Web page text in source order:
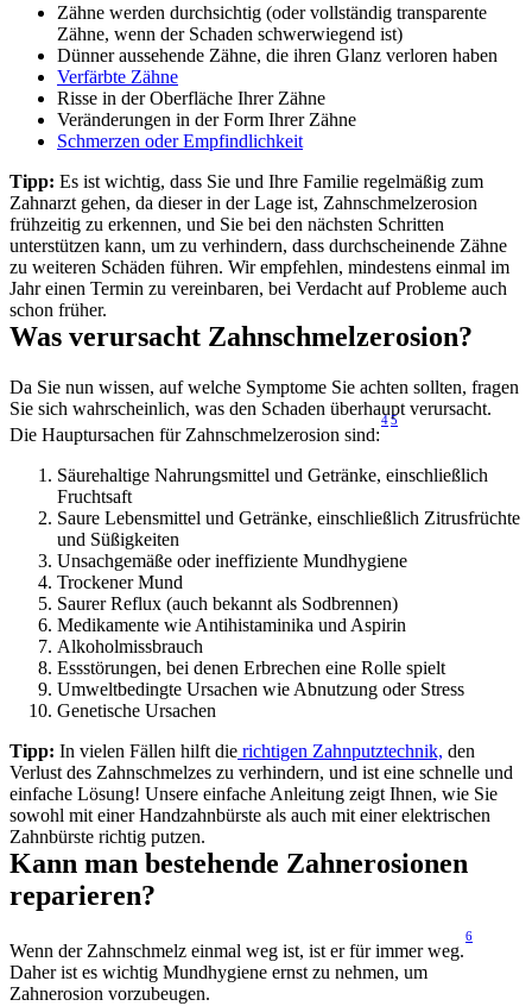
Zähne werden durchsichtig (oder vollständig transparente
Zähne, wenn der Schaden schwerwiegend ist)
Dünner aussehende Zähne, die ihren Glanz verloren haben
Verfärbte Zähne
Risse in der Oberfläche Ihrer Zähne
Veränderungen in der Form Ihrer Zähne
Schmerzen oder Empfindlichkeit
Tipp: Es ist wichtig, dass Sie und Ihre Familie regelmäßig zum
Zahnarzt gehen, da dieser in der Lage ist, Zahnschmelzerosion
frühzeitig zu erkennen, und Sie bei den nächsten Schritten
unterstützen kann, um zu verhindern, dass durchscheinende Zähne
zu weiteren Schäden führen. Wir empfehlen, mindestens einmal im
Jahr einen Termin zu vereinbaren, bei Verdacht auf Probleme auch
schon früher.
Was verursacht Zahnschmelzerosion?
Da Sie nun wissen, auf welche Symptome Sie achten sollten, fragen
Sie sich wahrscheinlich, was den Schaden überhaupt verursacht.
Die Hauptursachen für Zahnschmelzerosion sind:
45
Säurehaltige Nahrungsmittel und Getränke, einschließlich
Fruchtsaft
Saure Lebensmittel und Getränke, einschließlich Zitrusfrüchte
und Süßigkeiten
Unsachgemäße oder ineffiziente Mundhygiene
Trockener Mund
Saurer Reflux (auch bekannt als Sodbrennen)
Medikamente wie Antihistaminika und Aspirin
Alkoholmissbrauch
Essstörungen, bei denen Erbrechen eine Rolle spielt
Umweltbedingte Ursachen wie Abnutzung oder Stress
Genetische Ursachen
Tipp: In vielen Fällen hilft die richtigen Zahnputztechnik, den
Verlust des Zahnschmelzes zu verhindern, und ist eine schnelle und
einfache Lösung! Unsere einfache Anleitung zeigt Ihnen, wie Sie
sowohl mit einer Handzahnbürste als auch mit einer elektrischen
Zahnbürste richtig putzen.
Kann man bestehende Zahnerosionen
reparieren?
Wenn der Zahnschmelz einmal weg ist, ist er für immer weg.
6
Daher ist es wichtig Mundhygiene ernst zu nehmen, um
Zahnerosion vorzubeugen.